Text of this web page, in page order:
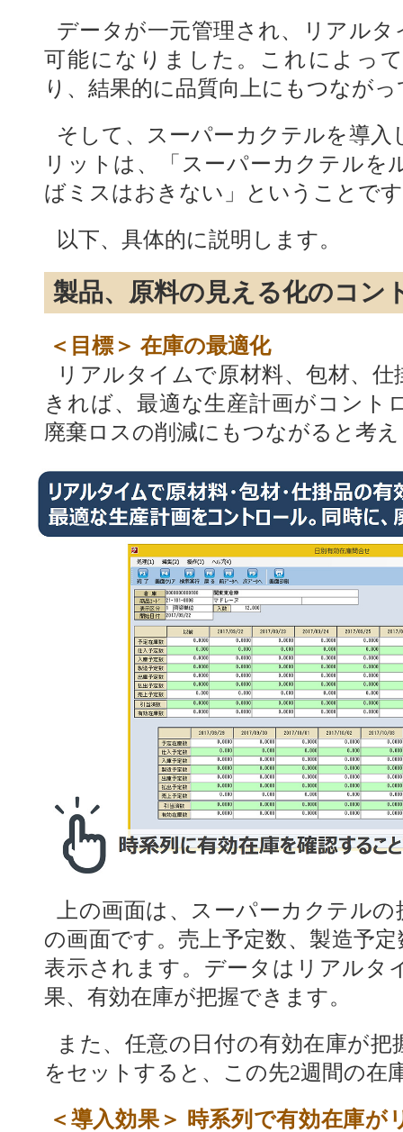
データが一元管理され、リアル
可能になりました。これによっ
り、結果的に品質向上にもつなが
そして、スーパーカクテルを導
リットは、「スーパーカクテルを
ばミスはおきない」ということで
以下、具体的に説明します。
製品、原料の見える化のコン
＜目標＞ 在庫の最適化
リアルタイムで原材料、包材、
きれば、最適な生産計画がコント
廃棄ロスの削減にもつながると考
上の画面は、スーパーカクテル
の画面です。売上予定数、製造予
表示されます。データはリアルタ
果、有効在庫が把握できます。
また、任意の日付の有効在庫が
をセットすると、この先2週間の在
＜導入効果＞ 時系列で有効在庫